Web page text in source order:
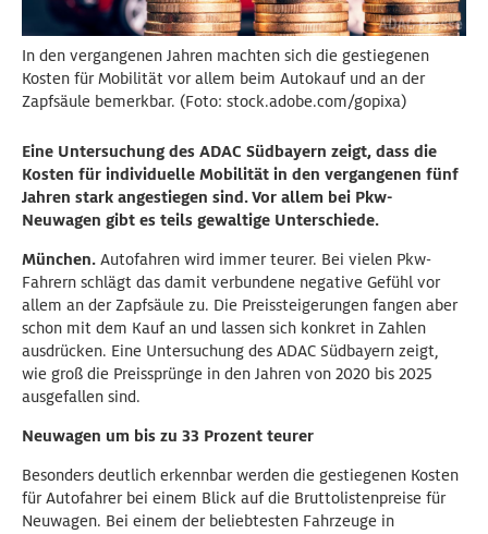
In den vergangenen Jahren machten sich die gestiegenen
Kosten für Mobilität vor allem beim Autokauf und an der
Zapfsäule bemerkbar. (Foto: stock.adobe.com/gopixa)
Eine Untersuchung des ADAC Südbayern zeigt, dass die
Kosten für individuelle Mobilität in den vergangenen fünf
Jahren stark angestiegen sind. Vor allem bei Pkw-
Neuwagen gibt es teils gewaltige Unterschiede.
München. Autofahren wird immer teurer. Bei vielen Pkw-
Fahrern schlägt das damit verbundene negative Gefühl vor
allem an der Zapfsäule zu. Die Preissteigerungen fangen aber
schon mit dem Kauf an und lassen sich konkret in Zahlen
ausdrücken. Eine Untersuchung des ADAC Südbayern zeigt,
wie groß die Preissprünge in den Jahren von 2020 bis 2025
ausgefallen sind.
Neuwagen um bis zu 33 Prozent teurer
Besonders deutlich erkennbar werden die gestiegenen Kosten
für Autofahrer bei einem Blick auf die Bruttolistenpreise für
Neuwagen. Bei einem der beliebtesten Fahrzeuge in